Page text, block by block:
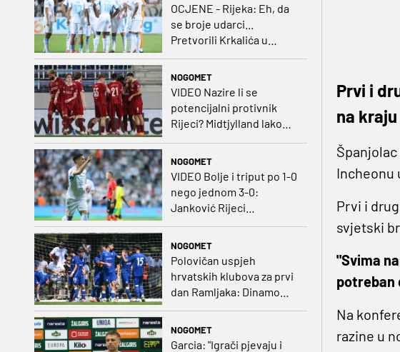
OCJENE - Rijeka: Eh, da
se broje udarci...
Pretvorili Krkalića u
NOGOMET
VIDEO Nazire li se
potencijalni protivnik
Rijeci? Midtjylland lako
NOGOMET
VIDEO Bolje i triput po 1-0
nego jednom 3-0:
Janković Rijeci
projektilom donio slavlje
protivnika
NOGOMET
Polovičan uspjeh
hrvatskih klubova za prvi
dan Ramljaka: Dinamo
poražen od Juventusa,
NOGOMET
Garcia: "Igrači pjevaju i
Prvi i
na
Incheonu
Prvi i
svjetski
"Svima
potreban
Na
razine u